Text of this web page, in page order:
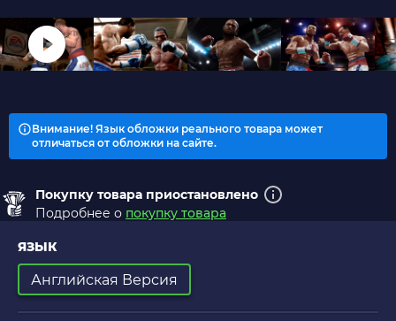
Внимание! Язык обложки реального товара может
отличаться от обложки на сайте.
Покупку товара приостановлено
Подробнее о покупку товара
ЯЗЫК
Английская Версия